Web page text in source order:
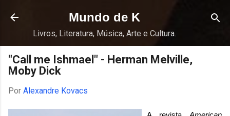
Pular para o conteúdo principal
Mundo de K
Livros, Literatura, Música, Arte e Cultura.
"Call me Ishmael" - Herman Melville,
Moby Dick
Por Alexandre Kovacs